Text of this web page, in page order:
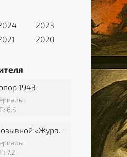
2023
2020
1943
6.5
7.2